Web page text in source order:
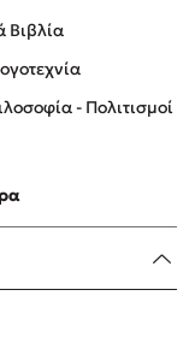
Δεληγεώργη
κάτω, μπροστά, πίσω
Αφήστε τους
Βιβλία
- Πολιτισμοί
Έγχρωμοι οδηγοί